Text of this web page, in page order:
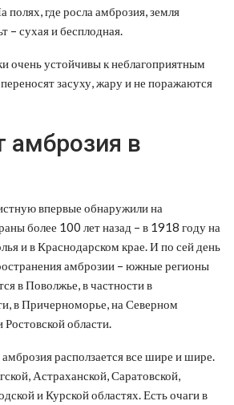
полях, где росла амброзия, земля
– сухая и бесплодная.
очень устойчивы к неблагоприятным
засуху, жару и не поражаются
амброзия в
впервые обнаружили на
более 100 лет назад – в 1918 году на
и в Краснодарском крае. И по сей день
амброзии – южные регионы
в Поволжье, в частности в
в Причерноморье, на Северном
области.
расползается все шире и шире.
Астраханской, Саратовской,
и Курской областях. Есть очаги в